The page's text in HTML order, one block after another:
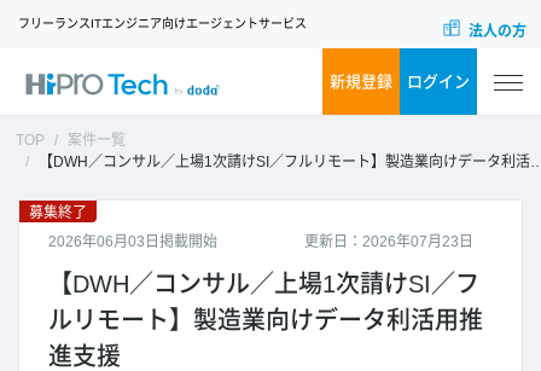
フリーランスITエンジニア向けエージェントサービス 法人の方
新規登録 ログイン
TOP
案件一覧
【DWH／コンサル／上場1次請けSI／フルリモート】製造業向けデータ利活用推進支援
更新日：2026年07月23日
募集終了
2026年06月03日掲載開始
【DWH／コンサル／上場1次請けSI／フ
ルリモート】製造業向けデータ利活用推
進支援